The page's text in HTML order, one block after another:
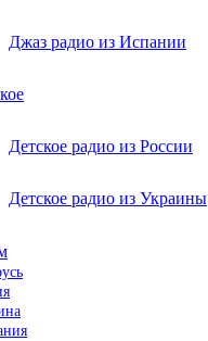
Джаз радио из Испании
Детское радио из России
Детское радио из Украины